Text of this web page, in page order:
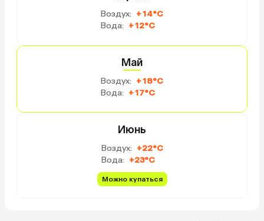
Воздух: +14°C
Вода: +12°C
Май
Воздух: +18°C
Вода: +17°C
Июнь
Воздух: +22°C
Вода: +23°C
Можно купаться